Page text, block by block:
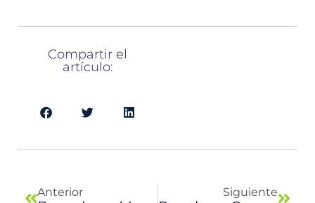
Compartir el
artículo:
Anterior Siguiente